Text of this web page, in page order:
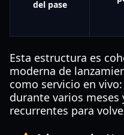
del pase
Esta estructura es
moderna de
como servicio en
durante varios meses
recurrentes para